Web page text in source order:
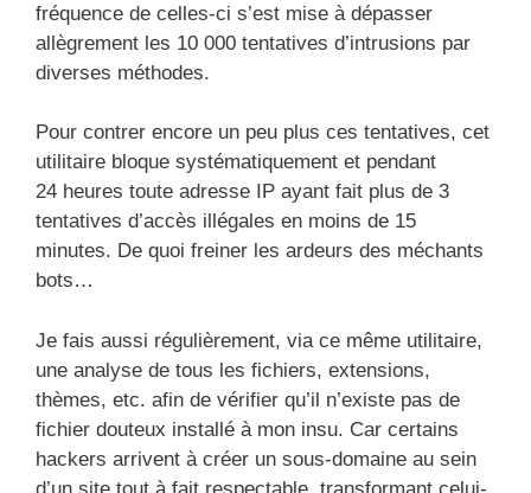
fréquence de celles-ci s’est mise à dépasser
allègrement les 10 000 tentatives d’intrusions par
diverses méthodes.
Pour contrer encore un peu plus ces tentatives, cet
utilitaire bloque systématiquement et pendant
24 heures toute adresse IP ayant fait plus de 3
tentatives d’accès illégales en moins de 15
minutes. De quoi freiner les ardeurs des méchants
bots…
Je fais aussi régulièrement, via ce même utilitaire,
une analyse de tous les fichiers, extensions,
thèmes, etc. afin de vérifier qu’il n’existe pas de
fichier douteux installé à mon insu. Car certains
hackers arrivent à créer un sous-domaine au sein
d’un site tout à fait respectable, transformant celui-